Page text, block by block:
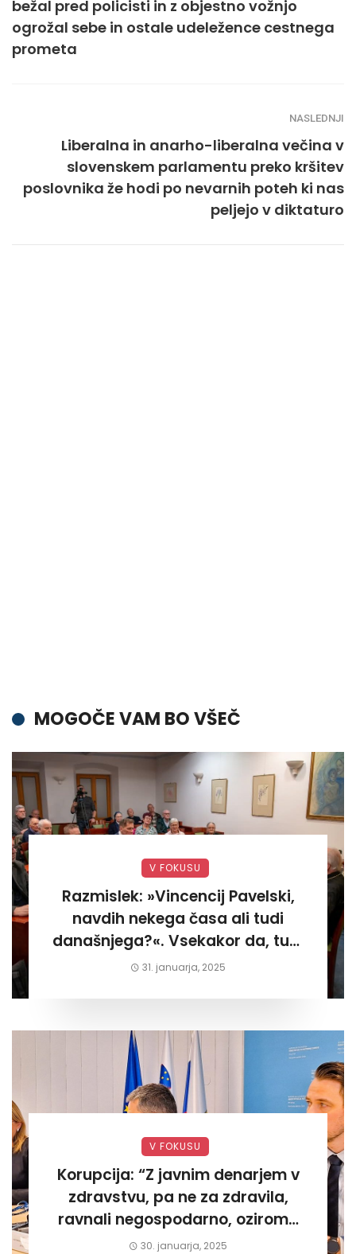
bežal pred policisti in z objestno vožnjo
ogrožal sebe in ostale udeležence cestnega
prometa
NASLEDNJI
Liberalna in anarho-liberalna večina v
slovenskem parlamentu preko kršitev
poslovnika že hodi po nevarnih poteh ki nas
peljejo v diktaturo
MOGOČE VAM BO VŠEČ
V FOKUSU
Razmislek: »Vincencij Pavelski,
navdih nekega časa ali tudi
današnjega?«. Vsekakor da, tudi
današnjega«
31. januarja, 2025
V FOKUSU
Korupcija: “Z javnim denarjem v
zdravstvu, pa ne za zdravila,
ravnali negospodarno, oziroma
za lastni žep. Tokrat na Žalskem«
30. januarja, 2025